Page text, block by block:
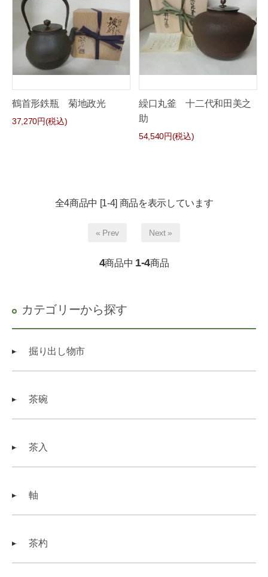
鶴首形鉄瓶 菊地政光
37,270円(税込)
繰口丸釜 十二代和田美之
助
54,540円(税込)
全4商品中 [1-4] 商品を表示しています
« Prev Next »
4商品中 1-4商品
カテゴリーから探す
掘り出し物市
茶碗
茶入
軸
茶杓